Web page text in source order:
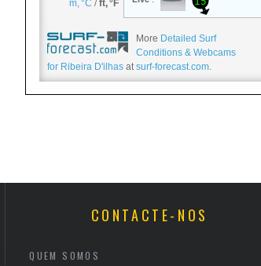
More Detailed Surf
Conditions & Webcams
for Ribeira D'ilhas at surf-forecast.com.
CONTACTE-NOS
QUEM SOMOS